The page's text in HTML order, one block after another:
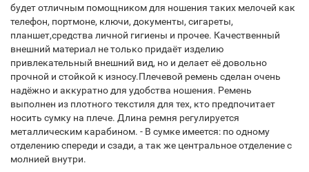
будет отличным помощником для ношения таких мелочей как
телефон, портмоне, ключи, документы, сигареты,
планшет,средства личной гигиены и прочее. Качественный
внешний материал не только придаёт изделию
привлекательный внешний вид, но и делает её довольно
прочной и стойкой к износу.Плечевой ремень сделан очень
надёжно и аккуратно для удобства ношения. Ремень
выполнен из плотного текстиля для тех, кто предпочитает
носить сумку на плече. Длина ремня регулируется
металлическим карабином. - В сумке имеется: по одному
отделению спереди и сзади, а так же центральное отделение с
молнией внутри.